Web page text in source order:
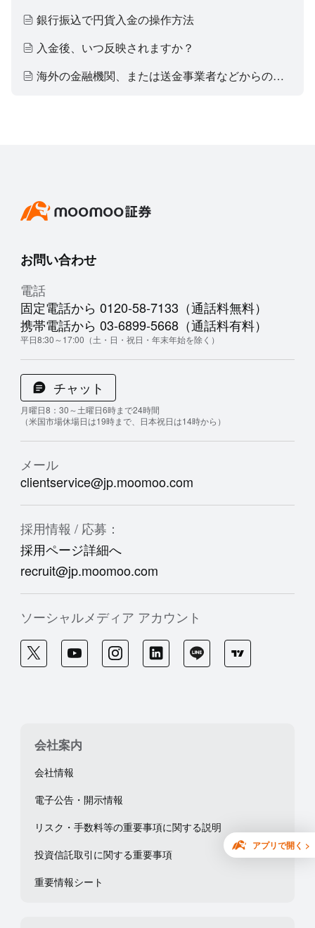
アプリで開く >
銀行振込で円貨入金の操作方法
入金後、いつ反映されますか？
海外の金融機関、または送金事業者などからの入金
お問い合わせ
電話
固定電話から 0120-58-7133（通話料無料）
携帯電話から 03-6899-5668（通話料有料）
平日8:30～17:00（土・日・祝日・年末年始を除く）
チャット
月曜日8：30～土曜日6時まで24時間
（米国市場休場日は19時まで、日本祝日は14時から）
メール
clientservice@jp.moomoo.com
採用情報 / 応募：
採用ページ詳細へ
recruit@jp.moomoo.com
ソーシャルメディア アカウント
会社案内
会社情報
電子公告・開示情報
リスク・手数料等の重要事項に関する説明
投資信託取引に関する重要事項
重要情報シート